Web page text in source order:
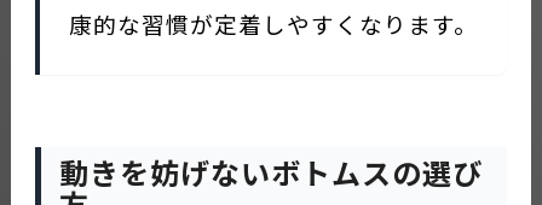
康的な習慣が定着しやすくなります。
動きを妨げないボトムスの選び